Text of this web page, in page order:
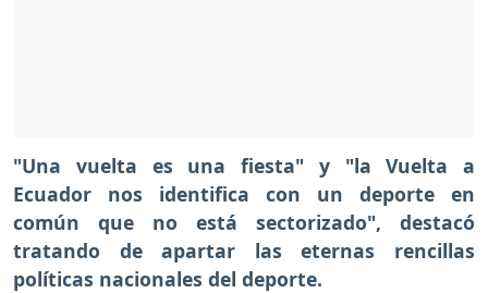
"Una vuelta es una fiesta" y "la Vuelta a
Ecuador nos identifica con un deporte en
común que no está sectorizado", destacó
tratando de apartar las eternas rencillas
políticas nacionales del deporte.